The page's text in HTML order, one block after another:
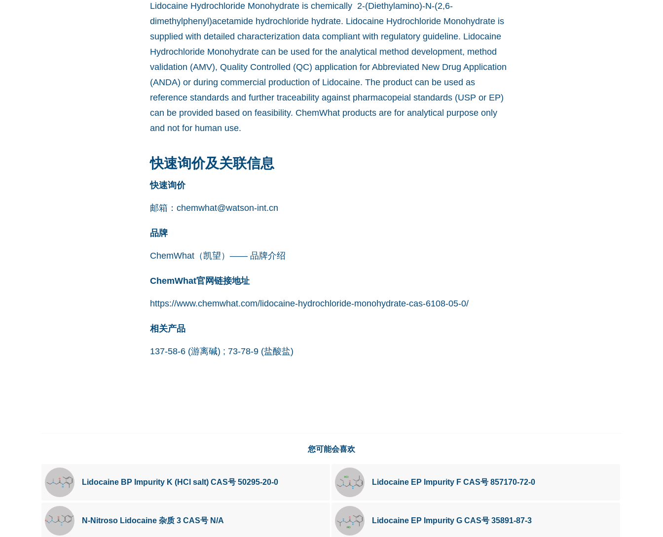
Lidocaine Hydrochloride Monohydrate is chemically 2-(Diethylamino)-N-(2,6-
dimethylphenyl)acetamide hydrochloride hydrate. Lidocaine Hydrochloride Monohydrate is
supplied with detailed characterization data compliant with regulatory guideline. Lidocaine
Hydrochloride Monohydrate can be used for the analytical method development, method
validation (AMV), Quality Controlled (QC) application for Abbreviated New Drug Application
(ANDA) or during commercial production of Lidocaine. The product can be used as
reference standards and further traceability against pharmacopeial standards (USP or EP)
can be provided based on feasibility. ChemWhat products are for analytical purpose only
and not for human use.
快速询价及关联信息
快速询价
邮箱： chemwhat@watson-int.cn
品牌
ChemWhat（凯望）—— 品牌介绍
ChemWhat官网链接地址
https://www.chemwhat.com/lidocaine-hydrochloride-monohydrate-cas-6108-05-0/
相关产品
137-58-6 (游离碱) ; 73-78-9 (盐酸盐)
您可能会喜欢
Lidocaine BP Impurity K (HCl salt) CAS号 50295-20-0 Lidocaine EP Impurity F CAS号 857170-72-0
N-Nitroso Lidocaine 杂质 3 CAS号 N/A Lidocaine EP Impurity G CAS号 35891-87-3